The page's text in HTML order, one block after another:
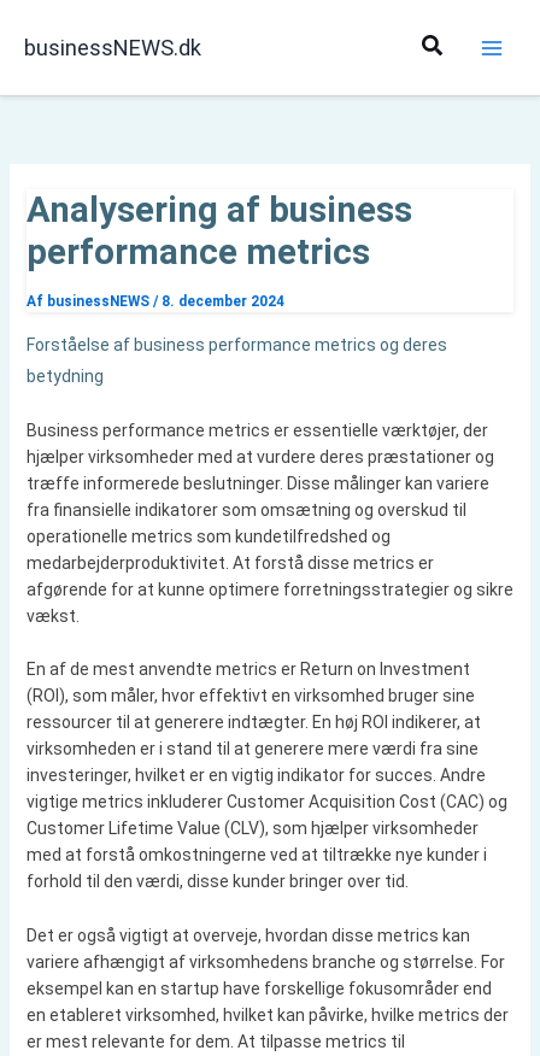
businessNEWS.dk Søg
Analysering af business
performance metrics
Af businessNEWS / 8. december 2024
Forståelse af business performance metrics og deres
betydning
Business performance metrics er essentielle værktøjer, der
hjælper virksomheder med at vurdere deres præstationer og
træffe informerede beslutninger. Disse målinger kan variere
fra finansielle indikatorer som omsætning og overskud til
operationelle metrics som kundetilfredshed og
medarbejderproduktivitet. At forstå disse metrics er
afgørende for at kunne optimere forretningsstrategier og sikre
vækst.
En af de mest anvendte metrics er Return on Investment
(ROI), som måler, hvor effektivt en virksomhed bruger sine
ressourcer til at generere indtægter. En høj ROI indikerer, at
virksomheden er i stand til at generere mere værdi fra sine
investeringer, hvilket er en vigtig indikator for succes. Andre
vigtige metrics inkluderer Customer Acquisition Cost (CAC) og
Customer Lifetime Value (CLV), som hjælper virksomheder
med at forstå omkostningerne ved at tiltrække nye kunder i
forhold til den værdi, disse kunder bringer over tid.
Det er også vigtigt at overveje, hvordan disse metrics kan
variere afhængigt af virksomhedens branche og størrelse. For
eksempel kan en startup have forskellige fokusområder end
en etableret virksomhed, hvilket kan påvirke, hvilke metrics der
er mest relevante for dem. At tilpasse metrics til